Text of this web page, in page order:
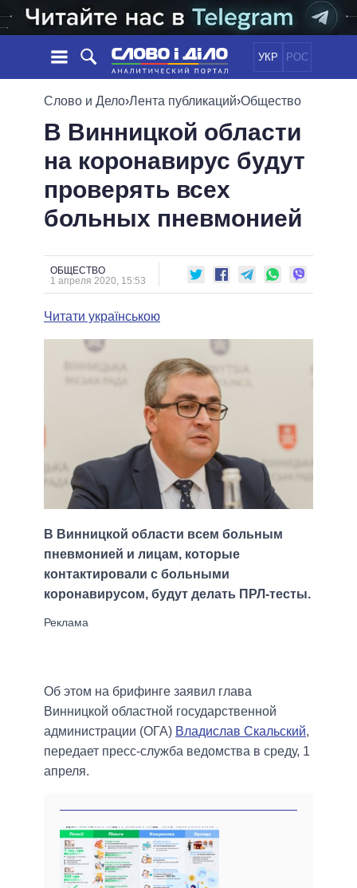
УКР РОС
НОВОСТИ
ЛЕНТА
СОБЫТИЯ
СТАТЬИ
МНЕНИЯ
ОБЗОРЫ
ДАЙДЖЕСТЫ
ПОЛИТИКА
ЭКОНОМИКА
ОБЩЕСТВО
ОБЕЩАНИЯ
ПОЛИТИКИ
ВСЕ ПОЛИТИКИ
ПРЕЗИДЕНТ И ОФИС
ВЕРХОВНАЯ РАДА
КАБИНЕТ МИНИСТРОВ
МЭРЫ
ВСЕ ПЕРСОНЫ
ПОДДЕРЖАТЬ
СРАВНЕНИЕ ПОЛИТИКОВ
Слово и Дело›Лента публикаций›Общество
В Винницкой области
на коронавирус будут
проверять всех
больных пневмонией
ОБЩЕСТВО
1 апреля 2020, 15:53
Читати українською
В Винницкой области всем больным
пневмонией и лицам, которые
контактировали с больными
коронавирусом, будут делать ПРЛ-тесты.
Об этом на брифинге заявил глава
Винницкой областной государственной
администрации (ОГА) Владислав Скальский,
передает пресс-служба ведомства в среду, 1
апреля.